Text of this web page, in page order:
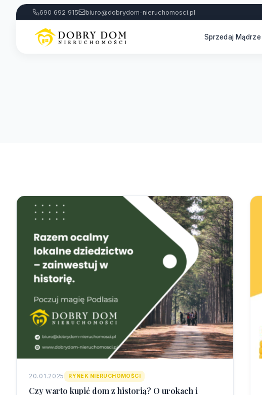
690 692 915 biuro@dobrydom-nieruchomosci.pl
Sprzedaj Mądrze
20.01.2025 RYNEK NIERUCHOMOŚCI
Czy warto kupić dom z historią? O urokach i